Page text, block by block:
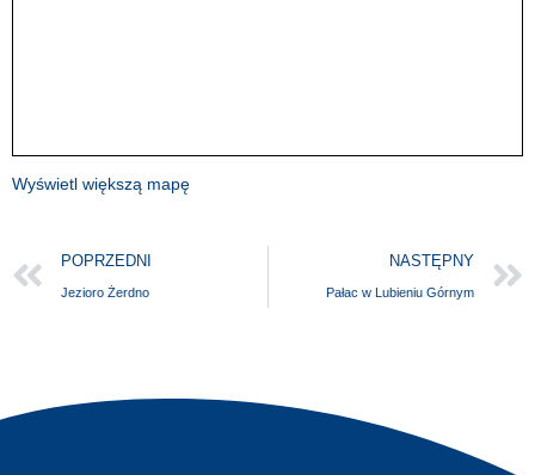
Wyświetl większą mapę
POPRZEDNI
Jezioro Żerdno
NASTĘPNY
Pałac w Lubieniu Górnym